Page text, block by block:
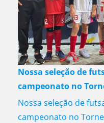
Nossa seleção de
campeonato no
Nossa seleção de
campeonato no